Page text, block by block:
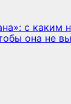
с каким
она не